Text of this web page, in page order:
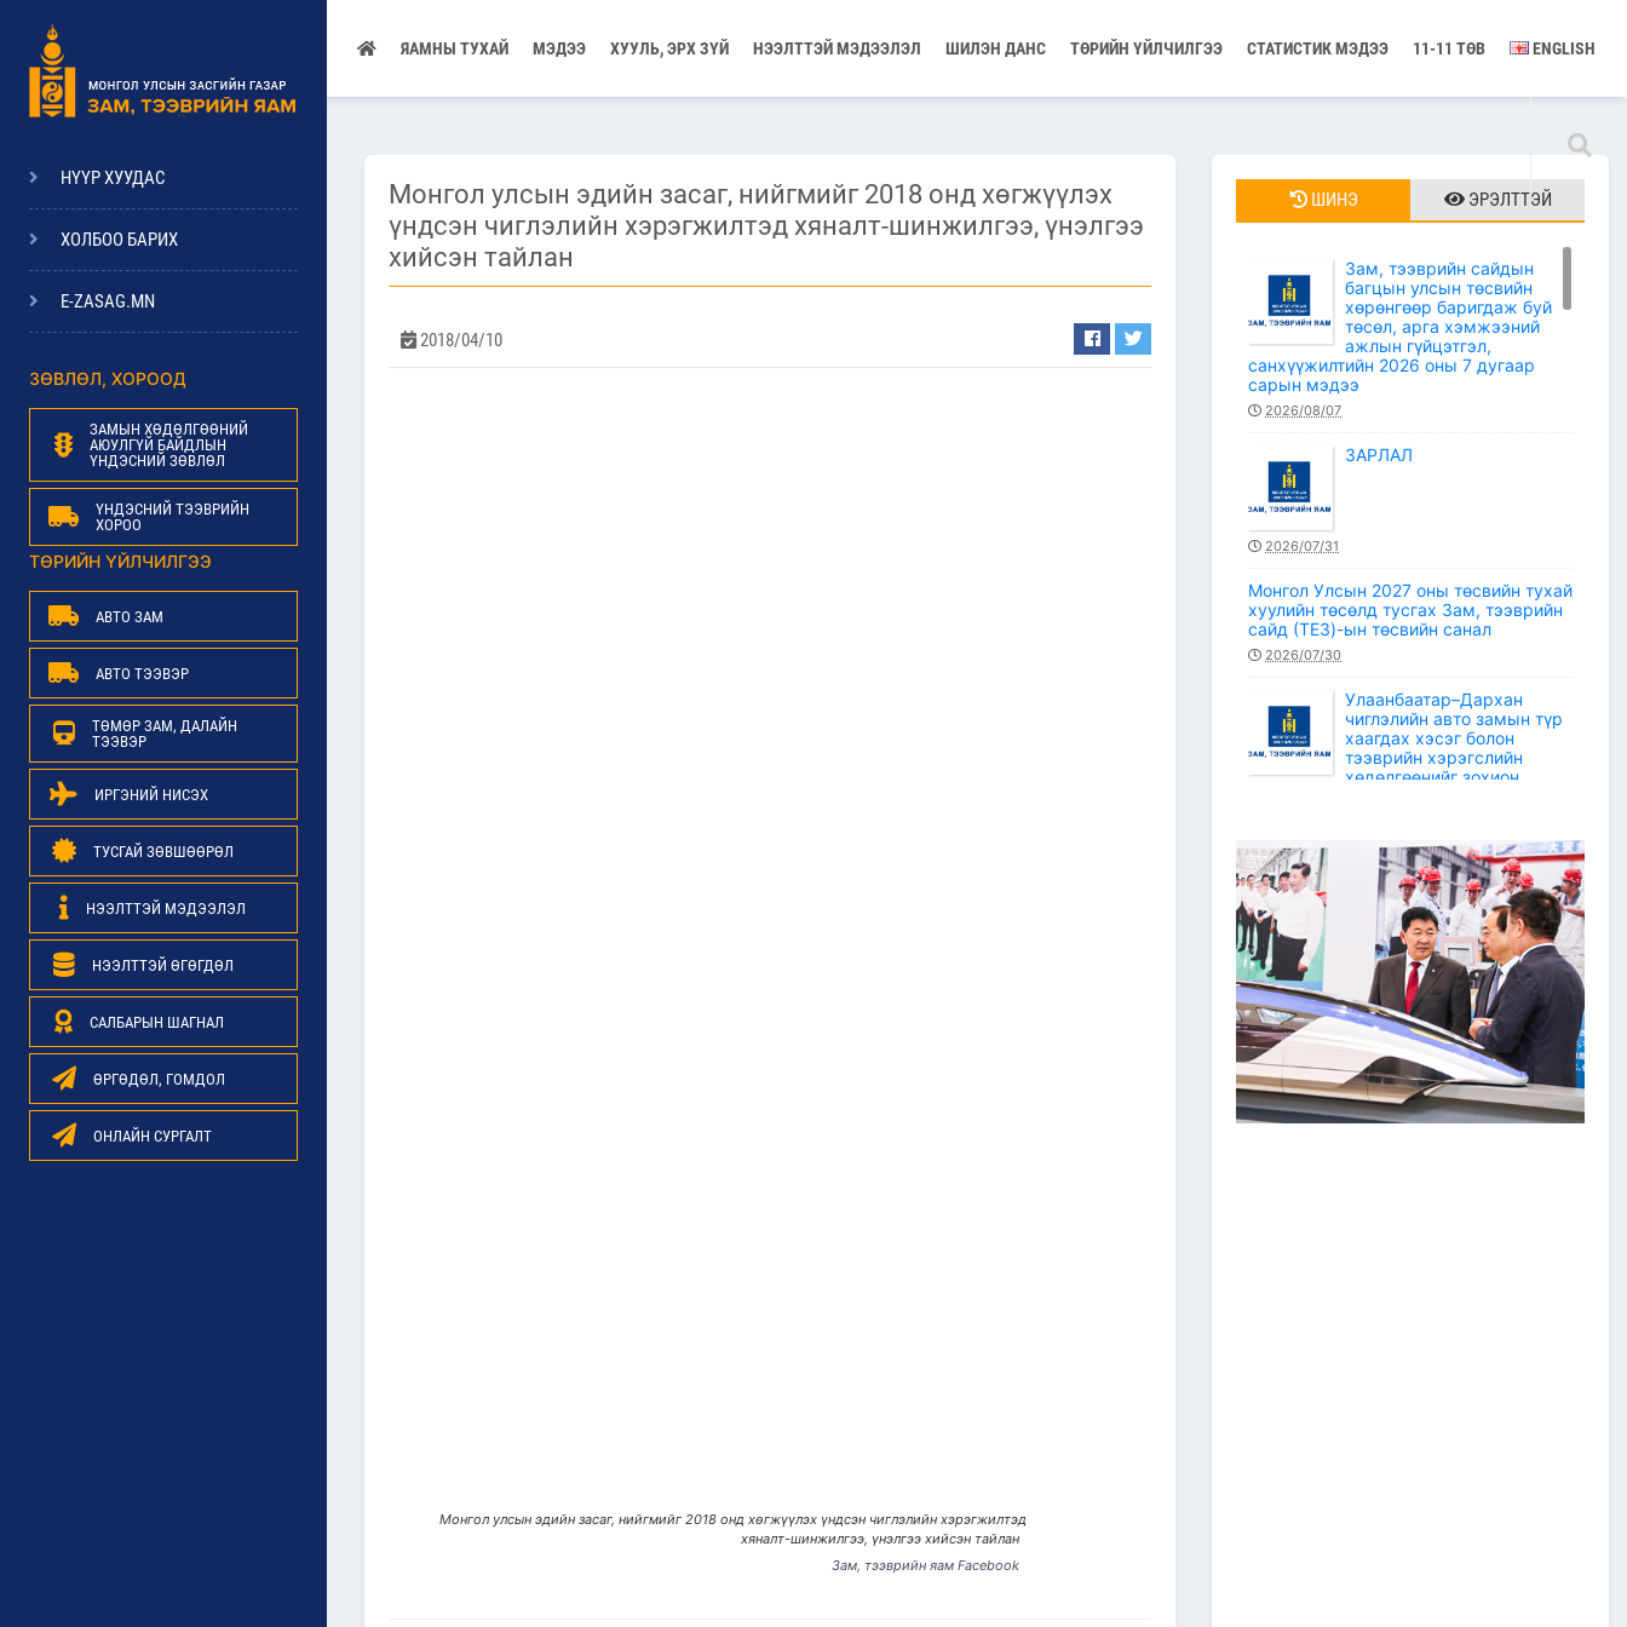
ЯАМНЫ ТУХАЙ МЭДЭЭ ХУУЛЬ, ЭРХ ЗҮЙ НЭЭЛТТЭЙ МЭДЭЭЛЭЛ ШИЛЭН ДАНС ТӨРИЙН ҮЙЛЧИЛГЭЭ СТАТИСТИК МЭДЭЭ 11-11 ТӨВ ENGLISH
НҮҮР ХУУДАС
ХОЛБОО БАРИХ
E-ZASAG.MN
ЗӨВЛӨЛ, ХОРООД
ЗАМЫН ХӨДӨЛГӨӨНИЙ
АЮУЛГҮЙ БАЙДЛЫН
ҮНДЭСНИЙ ЗӨВЛӨЛ
ҮНДЭСНИЙ ТЭЭВРИЙН
ХОРОО
ТӨРИЙН ҮЙЛЧИЛГЭЭ
АВТО ЗАМ
АВТО ТЭЭВЭР
ТӨМӨР ЗАМ, ДАЛАЙН
ТЭЭВЭР
ИРГЭНИЙ НИСЭХ
ТУСГАЙ ЗӨВШӨӨРӨЛ
НЭЭЛТТЭЙ МЭДЭЭЛЭЛ
НЭЭЛТТЭЙ ӨГӨГДӨЛ
САЛБАРЫН ШАГНАЛ
ӨРГӨДӨЛ, ГОМДОЛ
ОНЛАЙН СУРГАЛТ
Монгол улсын эдийн засаг, нийгмийг 2018 онд хөгжүүлэх
үндсэн чиглэлийн хэрэгжилтэд хяналт-шинжилгээ, үнэлгээ
хийсэн тайлан
2018/04/10
Монгол улсын эдийн засаг, нийгмийг 2018 онд хөгжүүлэх үндсэн чиглэлийн хэрэгжилтэд
хяналт-шинжилгээ, үнэлгээ хийсэн тайлан
Зам, тээврийн яам Facebook
ШИНЭ ЭРЭЛТТЭЙ
Зам, тээврийн сайдын
багцын улсын төсвийн
хөрөнгөөр баригдаж буй
төсөл, арга хэмжээний
ажлын гүйцэтгэл,
санхүүжилтийн 2026 оны 7 дугаар
сарын мэдээ
2026/08/07
ЗАРЛАЛ
2026/07/31
Монгол Улсын 2027 оны төсвийн тухай
хуулийн төсөлд тусгах Зам, тээврийн
сайд (ТЕЗ)-ын төсвийн санал
2026/07/30
Улаанбаатар–Дархан
чиглэлийн авто замын түр
хаагдах хэсэг болон
тээврийн хэрэгслийн
хөдөлгөөнийг зохион
Зам, тээврийн салбарын статистикийн
мэдээ /2026 оны 6 дугаар сар/
2026/07/20
Зам, тээврийн сайдын багцын улсын
төсвийн хөрөнгөөр баригдаж буй
төсөл, арга хэмжээний ажлын
гүйцэтгэл, санхүүжилтийн 2026 оны 6
дугаар сарын мэдээ
2026/07/09
ЗАМ, ТЭЭВРИЙН САЛБАР
2026 ОНЫ ЭХНИЙ ХАГАС